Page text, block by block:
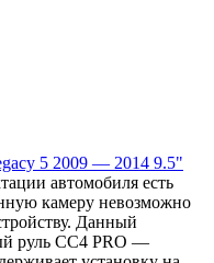
5 2009 — 2014 9.5"
автомобиля есть
камеру невозможно
Данный
руль СС4 PRO —